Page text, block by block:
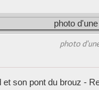
photo